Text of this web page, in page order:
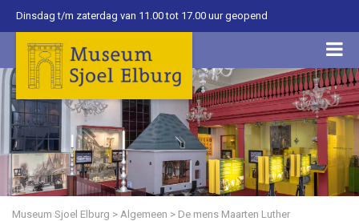
Dinsdag t/m zaterdag van 11.00 tot 17.00 uur geopend
Museum Sjoel Elburg > Algemeen > De mens Maarten Luther